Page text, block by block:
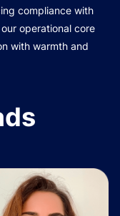
compliance with
operational core
with warmth and